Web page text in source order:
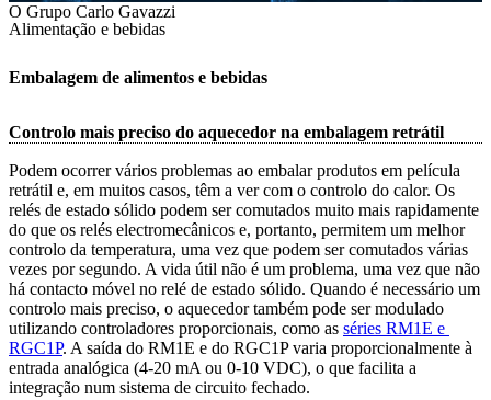
O Grupo Carlo Gavazzi
Alimentação e bebidas
Embalagem de alimentos e bebidas
Controlo mais preciso do aquecedor na embalagem retrátil
Podem ocorrer vários problemas ao embalar produtos em película
retrátil e, em muitos casos, têm a ver com o controlo do calor. Os
relés de estado sólido podem ser comutados muito mais rapidamente
do que os relés electromecânicos e, portanto, permitem um melhor
controlo da temperatura, uma vez que podem ser comutados várias
vezes por segundo. A vida útil não é um problema, uma vez que não
há contacto móvel no relé de estado sólido. Quando é necessário um
controlo mais preciso, o aquecedor também pode ser modulado
utilizando controladores proporcionais, como as séries RM1E e
RGC1P. A saída do RM1E e do RGC1P varia proporcionalmente à
entrada analógica (4-20 mA ou 0-10 VDC), o que facilita a
integração num sistema de circuito fechado.